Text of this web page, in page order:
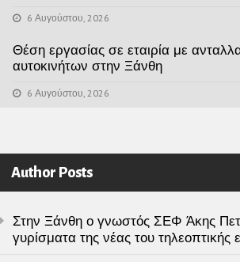
6 Αυγούστου, 2026
Θέση εργασίας σε εταιρία με
αυτοκινήτων στην Ξάνθη
6 Αυγούστου, 2026
Author Posts
Στην Ξάνθη ο γνωστός ΣΕΦ Άκης
γυρίσματα της νέας του τηλεοπτικής